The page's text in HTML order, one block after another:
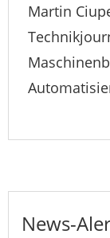
Martin
News-